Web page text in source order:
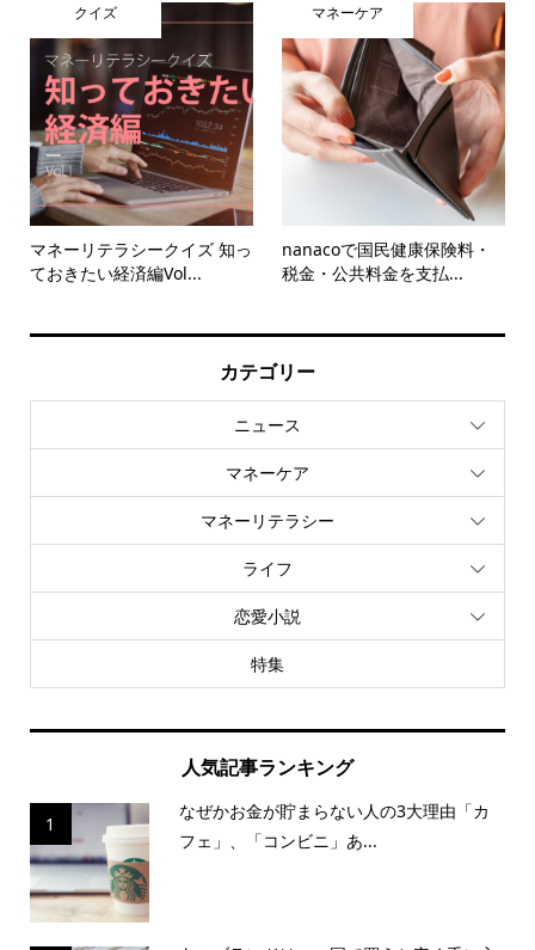
クイズ
マネーリテラシークイズ 知っ
ておきたい経済編Vol...
マネーケア
nanacoで国民健康保険料・
税金・公共料金を支払...
カテゴリー
ニュース
マネーケア
マネーリテラシー
ライフ
恋愛小説
特集
人気記事ランキング
1
なぜかお金が貯まらない人の3大理由「カ
フェ」、「コンビニ」あ...